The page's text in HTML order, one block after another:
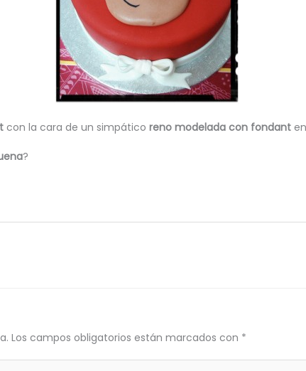
con la cara de un simpático reno modelada con fondant
?
Los campos obligatorios están marcados con *